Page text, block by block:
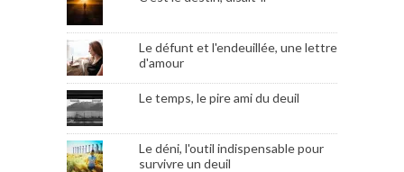
Le défunt et l'endeuillée, une lettre
d'amour
Le temps, le pire ami du deuil
Le déni, l'outil indispensable pour
survivre un deuil